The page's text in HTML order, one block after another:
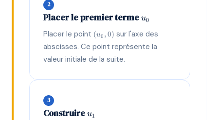
2
Placer le premier termeu_0
u0
Placer le point (u_0,
0)
(u0 , 0) sur l'axe des
abscisses. Ce point représente la
valeur initiale de la suite.
3
Construireu_1
u1